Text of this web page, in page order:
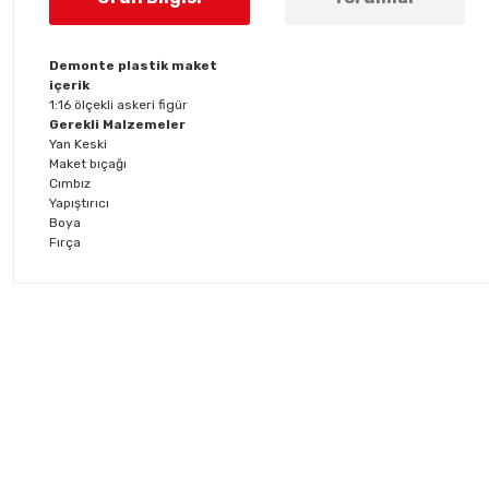
Demonte plastik maket
içerik
1:16 ölçekli askeri figür
Gerekli Malzemeler
Yan Keski
Maket bıçağı
Cımbız
Yapıştırıcı
Boya
Fırça